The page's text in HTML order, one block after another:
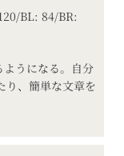
BL: 84/BR:
ようになる。自分
り、簡単な文章を